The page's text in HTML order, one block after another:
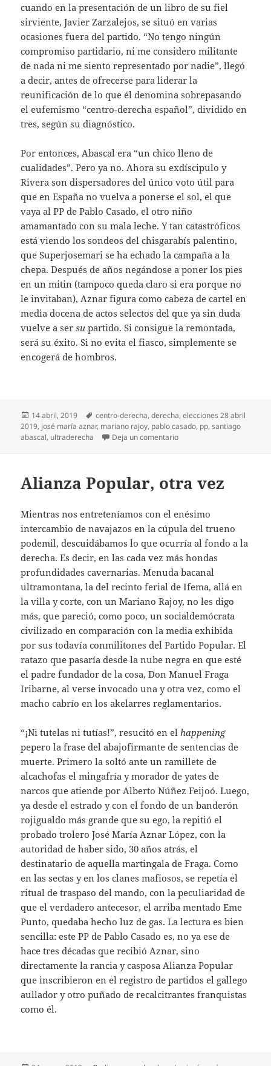
cuando en la presentación de un libro de su fiel
sirviente, Javier Zarzalejos, se situó en varias
ocasiones fuera del partido. “No tengo ningún
compromiso partidario, ni me considero militante
de nada ni me siento representado por nadie”, llegó
a decir, antes de ofrecerse para liderar la
reunificación de lo que él denomina sobrepasando
el eufemismo “centro-derecha español”, dividido en
tres, según su diagnóstico.
Por entonces, Abascal era “un chico lleno de
cualidades”. Pero ya no. Ahora su exdíscipulo y
Rivera son dispersadores del único voto útil para
que en España no vuelva a ponerse el sol, el que
vaya al PP de Pablo Casado, el otro niño
amamantado con su mala leche. Y tan catastróficos
está viendo los sondeos del chisgarabís palentino,
que Superjosemari se ha echado la campaña a la
chepa. Después de años negándose a poner los pies
en un mitin (tampoco queda claro si era porque no
le invitaban), Aznar figura como cabeza de cartel en
media docena de actos selectos del que ya sin duda
vuelve a sersu partido. Si consigue la remontada,
será su éxito. Si no evita el fiasco, simplemente se
encogerá de hombros.
Publicado
el
14 abril, 2019 Etiquetas
centro-derecha,derecha,elecciones 28 abril
2019, josé maría aznar, mariano rajoy, pablo casado, pp,santiago
abascal, ultraderecha Deja un comentarioen Aznar al rescate
Alianza Popular, otra vez
Mientras nos entreteníamos con el enésimo
intercambio de navajazos en la cúpula del trueno
podemil, descuidábamos lo que ocurría al fondo a la
derecha. Es decir, en las cada vez más hondas
profundidades cavernarias. Menuda bacanal
ultramontana, la del recinto ferial de Ifema, allá en
la villa y corte, con un Mariano Rajoy, no les digo
más, que pareció, como poco, un socialdemócrata
civilizado en comparación con la media exhibida
por sus todavía conmilitones del Partido Popular. El
ratazo que pasaría desde la nube negra en que esté
el padre fundador de la cosa, Don Manuel Fraga
Iribarne, al verse invocado una y otra vez, como el
macho cabrío en los akelarres reglamentarios.
“¡Ni tutelas ni tutías!”, resucitó en elhappening
pepero la frase del abajofirmante de sentencias de
muerte. Primero la soltó ante un ramillete de
alcachofas el mingafría y morador de yates de
narcos que atiende por Alberto Núñez Feijoó. Luego,
ya desde el estrado y con el fondo de un banderón
rojigualdo más grande que su ego, la repitió el
probado trolero José María Aznar López, con la
autoridad de haber sido, 30 años atrás, el
destinatario de aquella martingala de Fraga. Como
en las sectas y en los clanes mafiosos, se repetía el
ritual de traspaso del mando, con la peculiaridad de
que el verdadero antecesor, el arriba mentado Eme
Punto, quedaba hecho luz de gas. La lectura es bien
sencilla: este PP de Pablo Casado es, no ya ese de
hace tres décadas que recibió Aznar, sino
directamente la rancia y casposa Alianza Popular
que inscribieron en el registro de partidos el gallego
aullador y otro puñado de recalcitrantes franquistas
como él.